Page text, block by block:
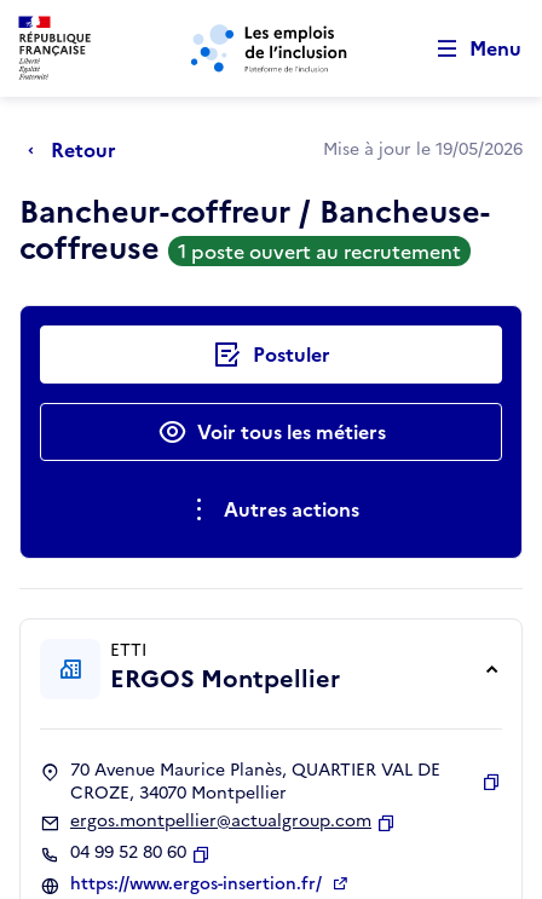
Aller au menu principal Aller au contenu principal
Menu
Retour Mise à jour le 19/05/2026
Bancheur-coffreur / Bancheuse-
coffreuse 1 poste ouvert au recrutement
Actions rapides Postuler
Voir tous les métiers
Autres actions
ETTI
ERGOS Montpellier
70 Avenue Maurice Planès, QUARTIER VAL DE
CROZE, 34070 Montpellier
ergos.montpellier@actualgroup.com
04 99 52 80 60
Copier
https://www.ergos-insertion.fr/
Retour au début de la page
Panneau de gestion des cookies